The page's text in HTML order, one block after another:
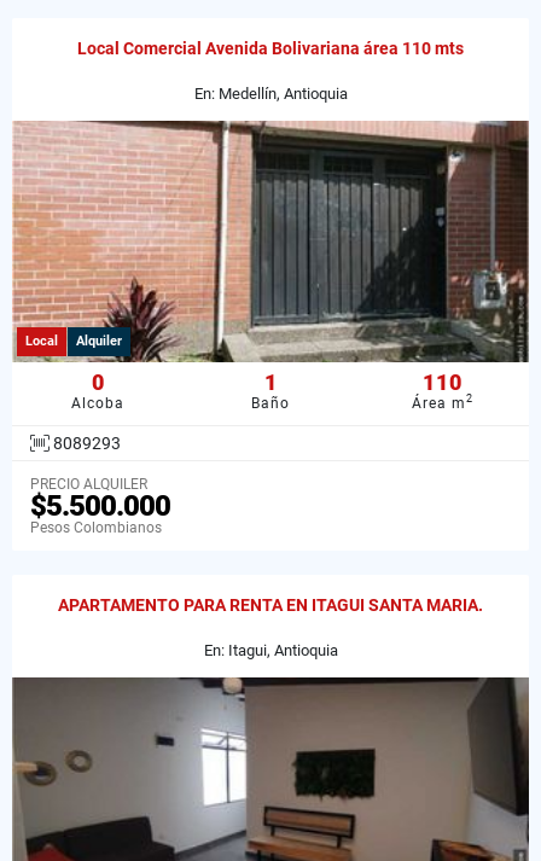
Local Comercial Avenida Bolivariana área 110 mts
En: Medellín, Antioquia
Local Alquiler
0
Alcoba
1
Baño
110
Área m2
8089293
PRECIO ALQUILER
$5.500.000
Pesos Colombianos
APARTAMENTO PARA RENTA EN ITAGUI SANTA MARIA.
En: Itagui, Antioquia